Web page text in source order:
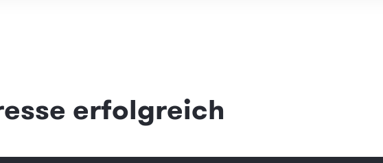
erfolgreich